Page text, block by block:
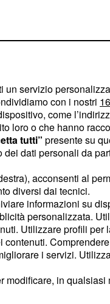
servizio
con i nostri
come
loro o che hanno
tutti” presente su
dati personali da
acconsenti al
diversi dai tecnici.
informazioni su
personalizzata.
Utilizzare profili
i servizi.
in